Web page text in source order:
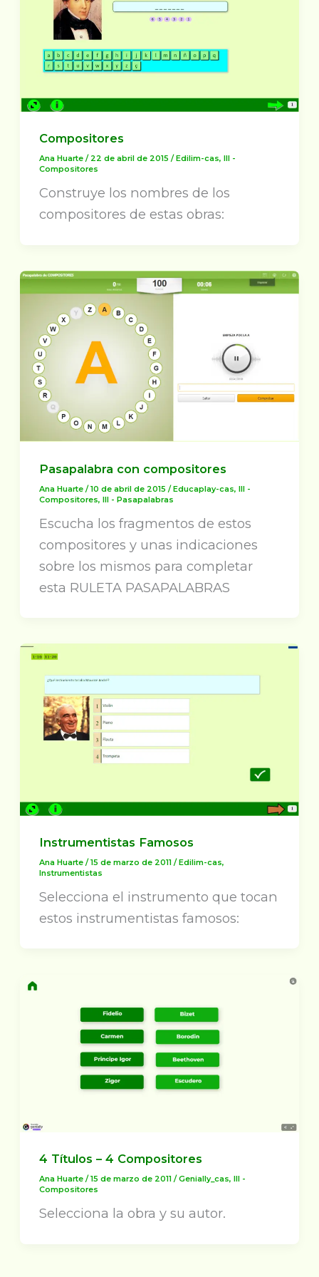
Compositores
Ana Huarte/ 22 de abril de 2015/Edilim-cas,III -
Compositores
Construye los nombres de los
compositores de estas obras:
Pasapalabra con compositores
Ana Huarte/10 de abril de 2015/Educaplay-cas,III -
Compositores,III - Pasapalabras
Escucha los fragmentos de estos
compositores y unas indicaciones
sobre los mismos para completar
esta RULETA PASAPALABRAS
Instrumentistas Famosos
Ana Huarte/15 de marzo de 2011/Edilim-cas,
Instrumentistas
Selecciona el instrumento que tocan
estos instrumentistas famosos:
4 Títulos – 4 Compositores
Ana Huarte/15 de marzo de 2011/Genially_cas,III -
Compositores
Selecciona la obra y su autor.